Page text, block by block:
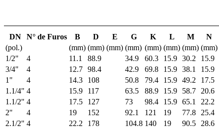
DN N° de Furos B D E G K L M N
(pol.)
(mm) (mm) (mm) (mm) (mm) (mm) (mm) (mm)
1/2"
4 11.1 88.9 34.9 60.3 15.9 30.2 15.9
3/4"
4 12.7 98.4 42.9 69.8 15.9 38.1 15.9
1"
4 14.3 108 50.8 79.4 15.9 49.2 17.5
1.1/4" 4 15.9 117 63.5 88.9 15.9 58.7 20.6
1.1/2" 4 17.5 127 73 98.4 15.9 65.1 22.2
2"
4 19 152 92.1 121 19 77.8 25.4
2.1/2" 4 22.2 178 104.8 140 19 90.5 28.6